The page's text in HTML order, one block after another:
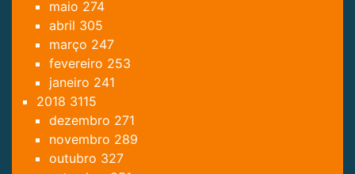
maio 274
abril 305
março 247
fevereiro 253
janeiro 241
2018 3115
dezembro 271
novembro 289
outubro 327